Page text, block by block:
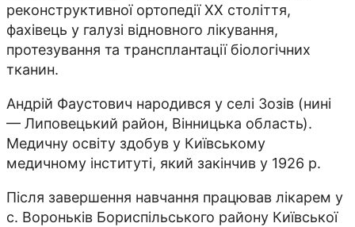
реконструктивної ортопедії XX століття,
фахівець у галузі відновного лікування,
протезування та трансплантації біологічних
тканин.
Андрій Фаустович народився у селі Зозів (нині
— Липовецький район, Вінницька область).
Медичну освіту здобув у Київському
медичному інституті, який закінчив у 1926 р.
Після завершення навчання працював лікарем у
с. Вороньків Бориспільського району Київської